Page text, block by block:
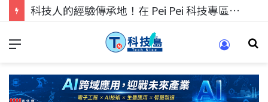
科技人找工作，就到TECH+ 科技專區!